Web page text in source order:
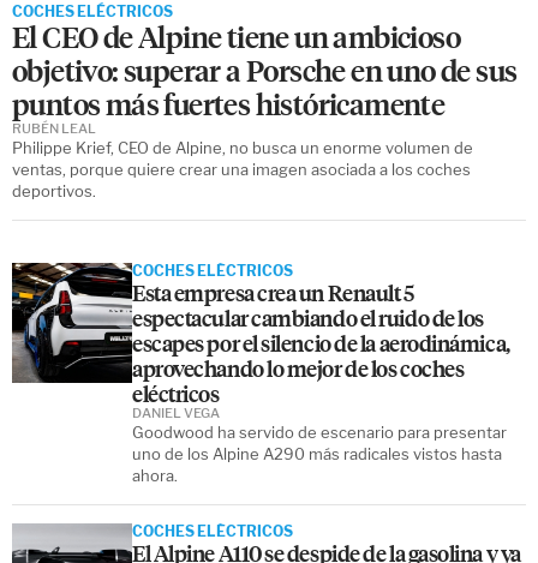
COCHES ELÉCTRICOS
El CEO de Alpine tiene un ambicioso
objetivo: superar a Porsche en uno de sus
puntos más fuertes históricamente
Philippe Krief, CEO de Alpine, no busca un enorme volumen de
ventas, porque quiere crear una imagen asociada a los coches
deportivos.
RUBÉN LEAL
COCHES ELÉCTRICOS
Esta empresa crea un Renault 5
espectacular cambiando el ruido de los
escapes por el silencio de la aerodinámica,
aprovechando lo mejor de los coches
eléctricos
Goodwood ha servido de escenario para presentar
uno de los Alpine A290 más radicales vistos hasta
ahora.
DANIEL VEGA
COCHES ELÉCTRICOS
El Alpine A110 se despide de la gasolina y ya